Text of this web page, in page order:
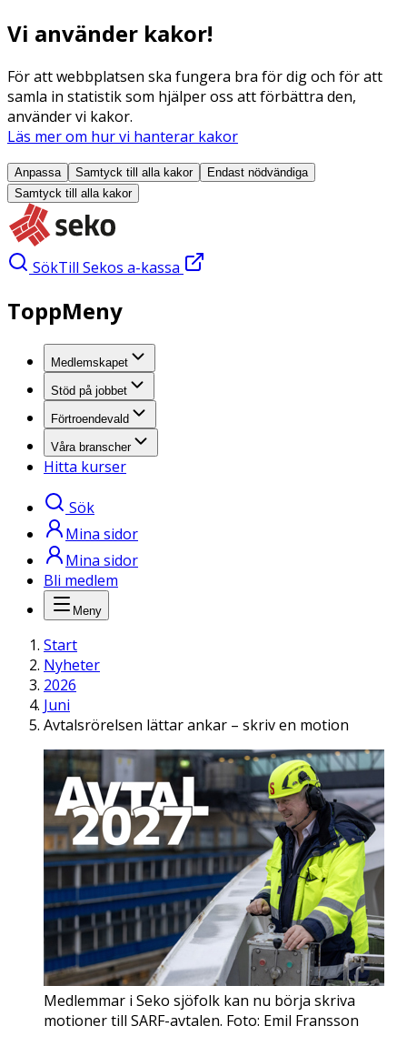
Vi använder kakor!
För att webbplatsen ska fungera bra för dig och för att
samla in statistik som hjälper oss att förbättra den,
använder vi kakor.
Läs mer om hur vi hanterar kakor
Anpassa Samtyck till alla kakor
Endast nödvändiga
Samtyck till alla kakor
SökTill Sekos a-kassa
ToppMeny
Medlemskapet
Stöd på jobbet
Förtroendevald
Våra branscher
Hitta kurser
Sök
Mina sidor
Mina sidor
Bli medlem
Meny
Start
Nyheter
2026
Juni
Avtalsrörelsen lättar ankar – skriv en motion
Medlemmar i Seko sjöfolk kan nu börja skriva
motioner till SARF-avtalen. Foto: Emil Fransson